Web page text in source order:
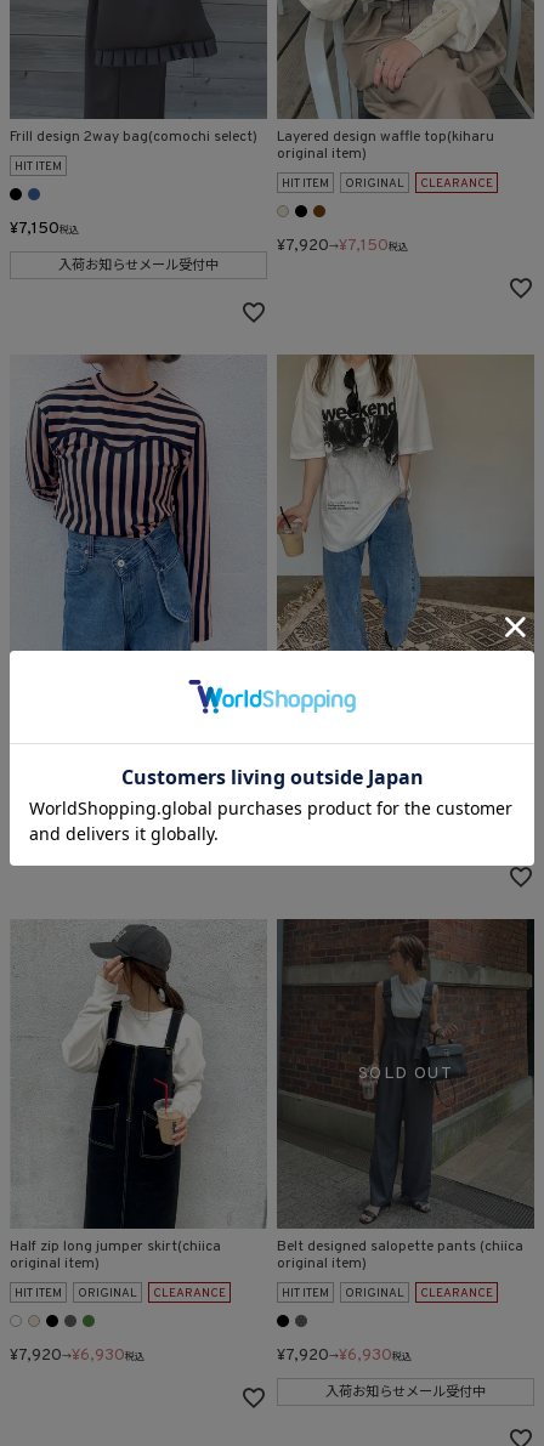
Frill design 2way bag(comochi select)
HIT ITEM
¥7,150税込
入荷お知らせメール受付中
Layered design waffle top(kiharu
original item)
HIT ITEM ORIGINAL CLEARANCE
¥7,920→¥7,150税込
Mixed border bustier long tee
Weekend logo print tee(kiharu select)
¥
Half zip long jumper skirt(chiica
original item)
HIT ITEM ORIGINAL CLEARANCE
¥7,920→¥6,930税込
Belt designed salopette pants (chiica
original item)
HIT ITEM ORIGINAL CLEARANCE
¥7,920→¥6,930税込
入荷お知らせメール受付中